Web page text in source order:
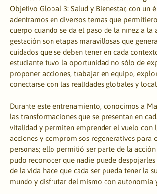
Objetivo Global 3: Salud y Bienestar, con un
adentramos en diversos temas que
cuerpo cuando se da el paso de la niñez a
gestación son etapas maravillosas que
cuidados que se deben tener en cada
estudiante tuvo la oportunidad no sólo de
proponer acciones, trabajar en equipo,
conectarse con las realidades globales y
Durante este entrenamiento, conocimos a
las transformaciones que se presentan en
vitalidad y permiten emprender el vuelo
acciones y compromisos regenerativos para
personas; ello permitió ser parte de la
pudo reconocer que nadie puede
de la vida hace que cada ser pueda tener la
mundo y disfrutar del mismo con autonomía